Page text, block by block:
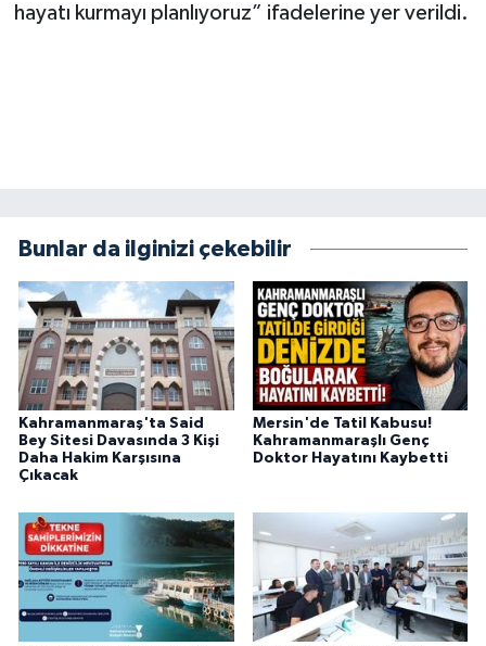
hayatı kurmayı planlıyoruz” ifadelerine yer verildi.
Bunlar da ilginizi çekebilir
Kahramanmaraş'ta Said
Bey Sitesi Davasında 3 Kişi
Daha Hakim Karşısına
Çıkacak
Mersin'de Tatil Kabusu!
Kahramanmaraşlı Genç
Doktor Hayatını Kaybetti
SEÇİM 2015
TANITIM
HABERDE İNSAN